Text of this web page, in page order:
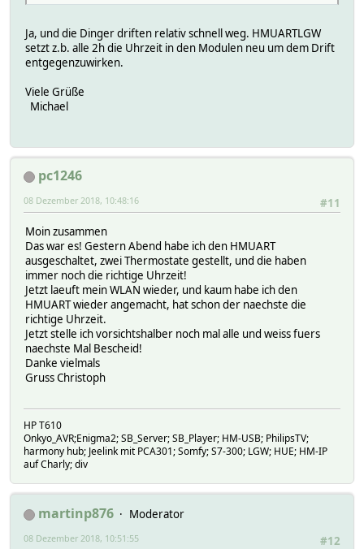
Ja, und die Dinger driften relativ schnell weg. HMUARTLGW
setzt z.b. alle 2h die Uhrzeit in den Modulen neu um dem Drift
entgegenzuwirken.
Viele Grüße
Michael
pc1246
#11
08 Dezember 2018, 10:48:16
Moin zusammen
Das war es! Gestern Abend habe ich den HMUART
ausgeschaltet, zwei Thermostate gestellt, und die haben
immer noch die richtige Uhrzeit!
Jetzt laeuft mein WLAN wieder, und kaum habe ich den
HMUART wieder angemacht, hat schon der naechste die
richtige Uhrzeit.
Jetzt stelle ich vorsichtshalber noch mal alle und weiss fuers
naechste Mal Bescheid!
Danke vielmals
Gruss Christoph
HP T610
Onkyo_AVR;Enigma2; SB_Server; SB_Player; HM-USB; PhilipsTV;
harmony hub; Jeelink mit PCA301; Somfy; S7-300; LGW; HUE; HM-IP
auf Charly; div
martinp876
Moderator
#12
08 Dezember 2018, 10:51:55